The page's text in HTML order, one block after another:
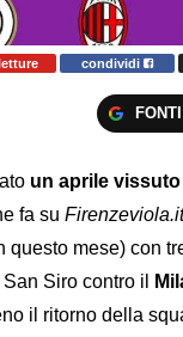
condividi
un aprile
fa su Firenzeviola.it
mese) con
Siro contro il
il ritorno della